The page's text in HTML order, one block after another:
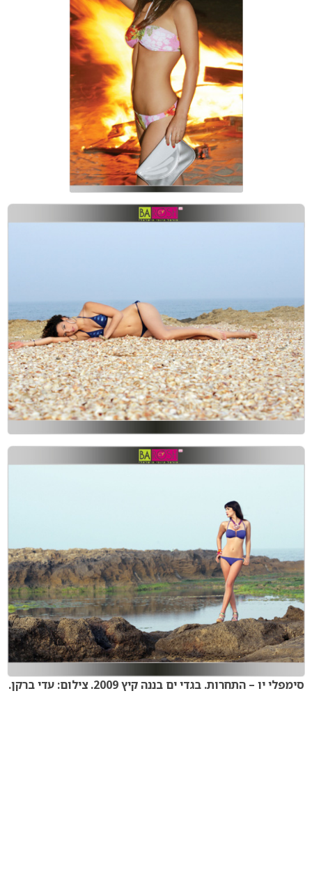
סימפלי יו – התחרות. בגדי ים בננה קיץ 2009. צילום: עדי ברקן.